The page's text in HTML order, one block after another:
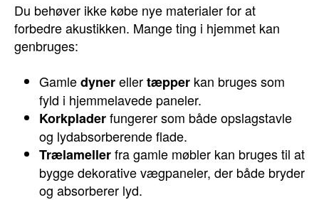
Du behøver ikke købe nye materialer for at
forbedre akustikken. Mange ting i hjemmet kan
genbruges:
Gamledynerellertæpper kan bruges som
fyld i hjemmelavede paneler.
Korkpladerfungerer som både opslagstavle
og lydabsorberende flade.
Trælamellerfra gamle møbler kan bruges til at
bygge dekorative vægpaneler, der både bryder
og absorberer lyd.